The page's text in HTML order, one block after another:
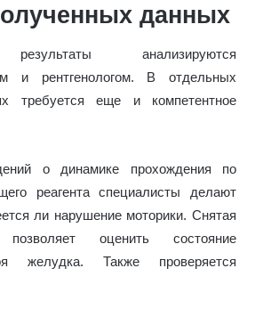
данных
анализируются
и рентгенологом. В отдельных
требуется еще и компетентное
о динамике прохождения по
реагента специалисты делают
ли нарушение моторики. Снятая
позволяет оценить состояние
желудка. Также проверяется